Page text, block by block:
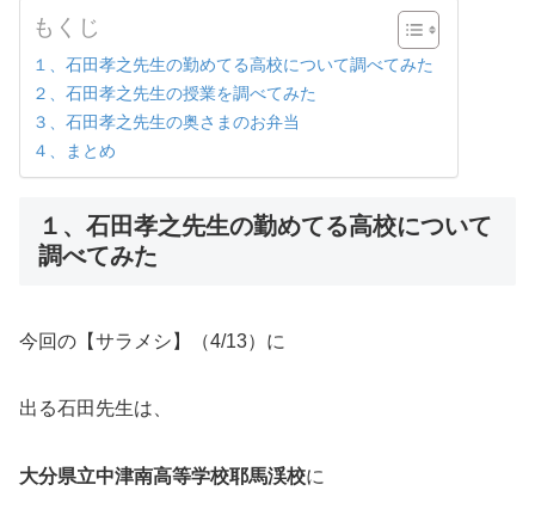
もくじ
１、石田孝之先生の勤めてる高校について調べてみた
２、石田孝之先生の授業を調べてみた
３、石田孝之先生の奥さまのお弁当
４、まとめ
１、石田孝之先生の勤めてる高校について
調べてみた
今回の【サラメシ】（4/13）に
出る石田先生は、
大分県立中津南高等学校耶馬渓校に